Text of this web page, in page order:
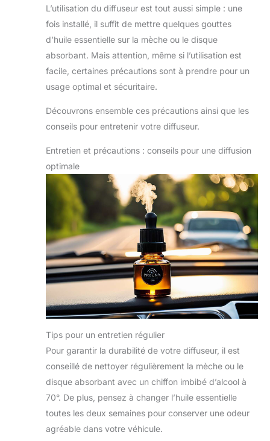
L’utilisation du diffuseur est tout aussi simple : une
fois installé, il suffit de mettre quelques gouttes
d’huile essentielle sur la mèche ou le disque
absorbant. Mais attention, même si l’utilisation est
facile, certaines précautions sont à prendre pour un
usage optimal et sécuritaire.
Découvrons ensemble ces précautions ainsi que les
conseils pour entretenir votre diffuseur.
Entretien et précautions : conseils pour une diffusion
optimale
Tips pour un entretien régulier
Pour garantir la durabilité de votre diffuseur, il est
conseillé de nettoyer régulièrement la mèche ou le
disque absorbant avec un chiffon imbibé d’alcool à
70°. De plus, pensez à changer l’huile essentielle
toutes les deux semaines pour conserver une odeur
agréable dans votre véhicule.